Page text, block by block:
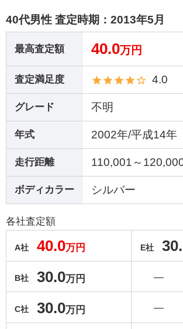
40代男性 査定時期： 2013年5月
最高査定額 40.0万円
査定満足度 4.0
グレード 不明
年式 2002年/平成14年
走行距離 110,001～
ボディカラー シルバー
各社査定額
A社 40.0万円
B社 30.0万円
C社 30.0万円
E社
―
―